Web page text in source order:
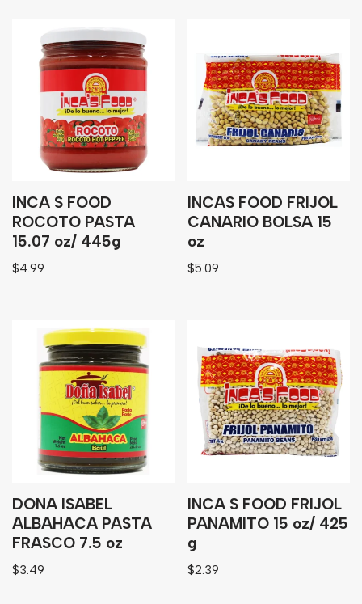
INCA S FOOD
ROCOTO PASTA
15.07 oz/ 445g
$4.99
INCAS FOOD FRIJOL
CANARIO BOLSA 15
oz
$5.09
DONA ISABEL
ALBAHACA PASTA
FRASCO 7.5 oz
$3.49
INCA S FOOD FRIJOL
PANAMITO 15 oz/ 425
g
$2.39